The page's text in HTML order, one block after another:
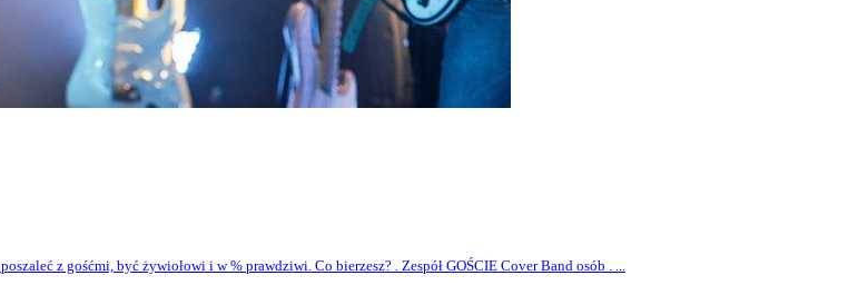
z gośćmi, być żywiołowi i w % prawdziwi. Co bierzesz? . Zespół GOŚCIE Cover Band osób . ...